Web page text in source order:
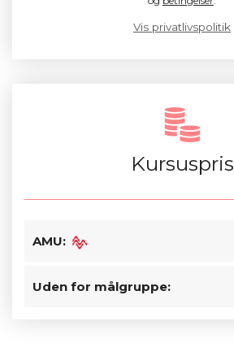
Vis privatlivspolitik
Kursuspris
AMU:
Uden for målgruppe: